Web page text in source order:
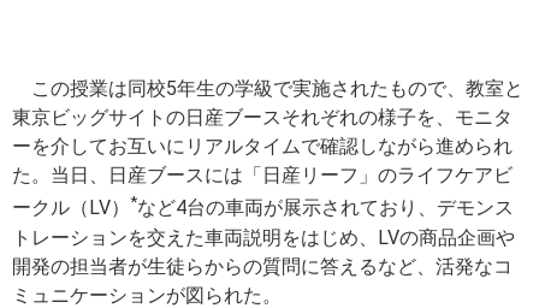
この授業は同校5年生の学級で実施されたもので、教室と
東京ビッグサイトの日産ブースそれぞれの様子を、モニタ
ーを介してお互いにリアルタイムで確認しながら進められ
た。当日、日産ブースには「日産リーフ」のライフケアビ
ークル（LV）
*など4台の車両が展示されており、デモンス
トレーションを交えた車両説明をはじめ、LVの商品企画や
開発の担当者が生徒らからの質問に答えるなど、活発なコ
ミュニケーションが図られた。